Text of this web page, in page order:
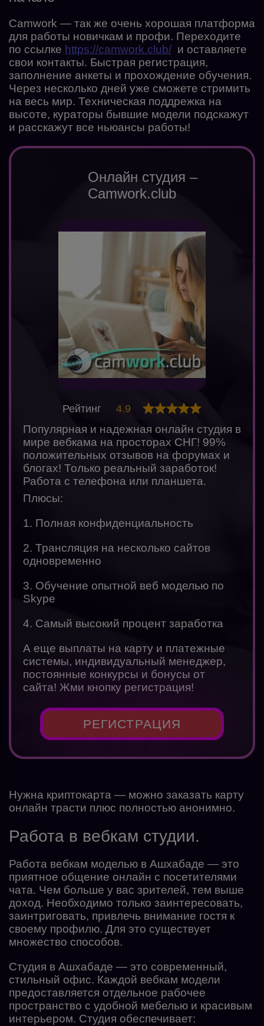
Camwork — так же очень хорошая платформа
для работы новичкам и профи. Переходите
по ссылке https://camwork.club/ и оставляете
свои контакты. Быстрая регистрация,
заполнение анкеты и прохождение обучения.
Через несколько дней уже сможете стримить
на весь мир. Техническая поддрежка на
высоте, кураторы бывшие модели подскажут
и расскажут все ньюансы работы!
Онлайн студия –
Camwork.club
Популярная и надежная онлайн студия в
мире вебкама на просторах СНГ! 99%
положительных отзывов на форумах и
блогах! Только реальный заработок!
Работа с телефона или планшета.
Плюсы:
1. Полная конфиденциальность
2. Трансляция на несколько сайтов
одновременно
3. Обучение опытной веб моделью по
Skype
4. Самый высокий процент заработка
А еще выплаты на карту и платежные
системы, индивидуальный менеджер,
постоянные конкурсы и бонусы от
сайта! Жми кнопку регистрация!
Рейтинг 4.9
РЕГИСТРАЦИЯ
Нужна криптокарта — можно заказать карту
онлайн трасти плюс полностью анонимно.
Работа в вебкам студии.
Работа вебкам моделью в Ашхабаде — это
приятное общение онлайн с посетителями
чата. Чем больше у вас зрителей, тем выше
доход. Необходимо только заинтересовать,
заинтриговать, привлечь внимание гостя к
своему профилю. Для это существует
множество способов.
Студия в Ашхабаде — это современный,
стильный офис. Каждой вебкам модели
предоставляется отдельное рабочее
пространство с удобной мебелью и красивым
интерьером. Студия обеспечивает: